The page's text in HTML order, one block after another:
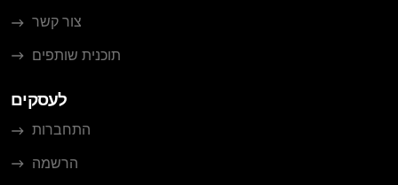
צור קשר
תוכנית שותפים
לעסקים
התחברות
הרשמה